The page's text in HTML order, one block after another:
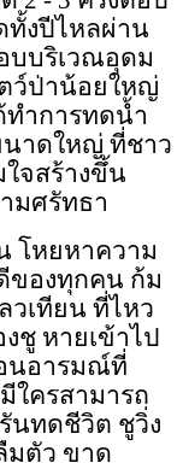
ทั้งปีไหลผ่าน
บบริเวณอุดม
ว์ป่าน้อยใหญ่
ทำการทดน้ำ
าดใหญ่ ที่ชาว
จสร้างขึ้น
มศรัทธา
โหยหาความ
ของทุกคน ก้ม
วเทียน ที่ไหว
ชู หายเข้าไป
นอารมณ์ที่
ใครสามารถ
นทดชีวิต ชูวิ่ง
มตัว ขาด